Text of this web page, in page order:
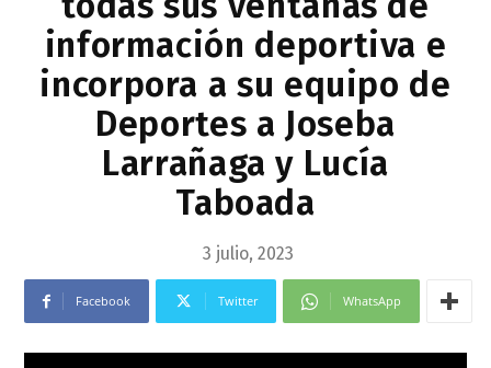
información deportiva e
incorpora a su equipo de
Deportes a Joseba
Larrañaga y Lucía
Taboada
3 julio, 2023
Facebook Twitter WhatsApp